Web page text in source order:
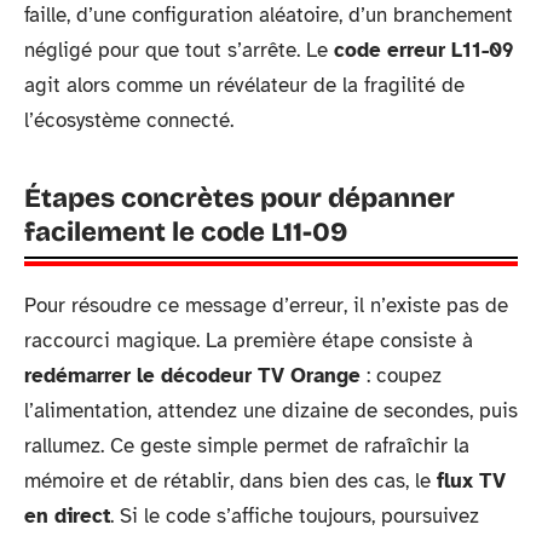
faille, d’une configuration aléatoire, d’un branchement
négligé pour que tout s’arrête. Le code erreur L11-09
agit alors comme un révélateur de la fragilité de
l’écosystème connecté.
Étapes concrètes pour dépanner
facilement le code L11-09
Pour résoudre ce message d’erreur, il n’existe pas de
raccourci magique. La première étape consiste à
redémarrer le décodeur TV Orange : coupez
l’alimentation, attendez une dizaine de secondes, puis
rallumez. Ce geste simple permet de rafraîchir la
mémoire et de rétablir, dans bien des cas, le flux TV
en direct. Si le code s’affiche toujours, poursuivez